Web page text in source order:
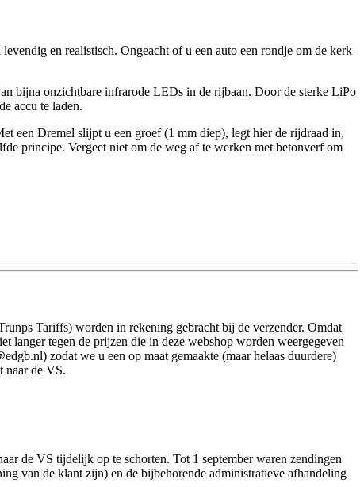
en realistisch. Ongeacht of u een auto een rondje om de kerk
bijna onzichtbare infrarode LEDs in de rijbaan. Door de sterke LiPo
accu te laden.
een Dremel slijpt u een groef (1 mm diep), legt hier de rijdraad in,
principe. Vergeet niet om de weg af te werken met betonverf om
Tariffs) worden in rekening gebracht bij de verzender. Omdat
langer tegen de prijzen die in deze webshop worden weergegeven
zodat we u een op maat gemaakte (maar helaas duurdere)
naar de VS.
de VS tijdelijk op te schorten. Tot 1 september waren zendingen
van de klant zijn) en de bijbehorende administratieve afhandeling